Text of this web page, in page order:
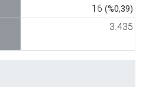
16 (%0,39)
3.435